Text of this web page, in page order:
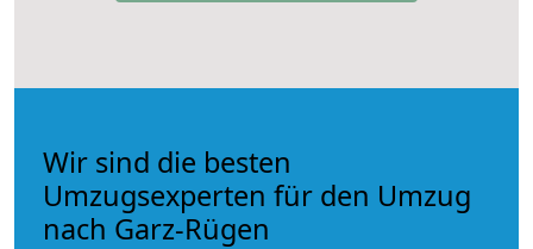
Wir sind die besten
Umzugsexperten für den Umzug
nach Garz-Rügen